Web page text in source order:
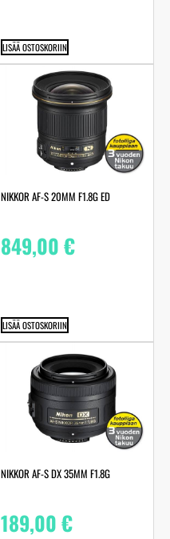
LISÄÄ OSTOSKORIIN
NIKKOR AF-S 20MM F1.8G ED
849,00€
LISÄÄ OSTOSKORIIN
NIKKOR AF-S DX 35MM F1.8G
189,00€